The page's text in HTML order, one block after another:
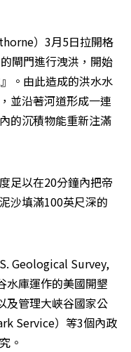
）3月5日拉開格
閘門進行洩洪，開始
。由此造成的洪水水
並沿著河道形成一連
的沉積物能重新注滿
足以在20分鐘內把帝
沙填滿100英尺深的
Geological Survey,
水庫運作的美國開墾
管理大峽谷國家公
Service）等3個內政
。